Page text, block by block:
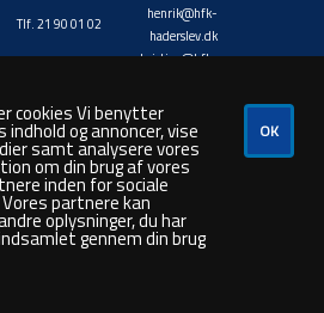
Tlf. 21 90 01 02
henrik@hfk-
haderslev.dk
christian@hfk-
Tlf. 20 88 92 20
haderslev.dk
Tlf. 48 80 50 26
rasmus@hfk-
haderslev.dk
Tlf. 66 44 35 87
steven@hfk-
haderslev.dk
cookies Vi benytter
og annoncer, vise
samt analysere vores
om din brug af vores
inden for sociale
partnere kan
oplysninger, du har
gennem din brug